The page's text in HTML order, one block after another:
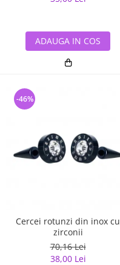
ADAUGA IN COS
Cercei rotunzi din inox cu
zirconii
70,16 Lei
38,00 Lei
-46%